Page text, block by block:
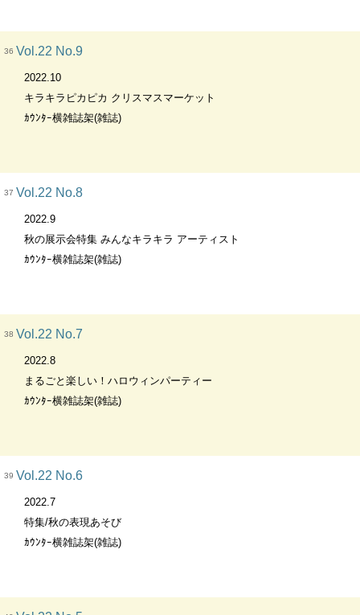
36 Vol.22 No.9
2022.10
キラキラピカピカ クリスマスマーケット
ｶｳﾝﾀｰ横雑誌架(雑誌)
37 Vol.22 No.8
2022.9
秋の展示会特集 みんなキラキラ アーティスト
ｶｳﾝﾀｰ横雑誌架(雑誌)
38 Vol.22 No.7
2022.8
まるごと楽しい！ハロウィンパーティー
ｶｳﾝﾀｰ横雑誌架(雑誌)
39 Vol.22 No.6
2022.7
特集/秋の表現あそび
ｶｳﾝﾀｰ横雑誌架(雑誌)